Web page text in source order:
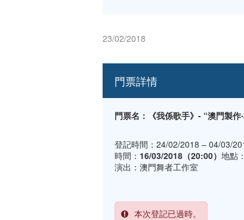
23/02/2018
門票詳情
門票名：《我係歌手》- “澳門製
登記時間：24/02/2018 – 04/03/
時間： 16/03/2018（20:00） 地點
演出：澳門舞者工作室
本次登記已過時。